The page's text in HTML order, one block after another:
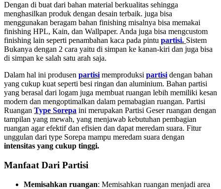
Dengan di buat dari bahan material berkualitas sehingga
menghasilkan produk dengan desain terbaik. juga bisa
menggunakan beragam bahan finishing misalnya bisa memakai
finishing HPL, Kain, dan Wallpaper. Anda juga bisa mengcustom
finishing lain seperti penambahan kaca pada pintu partisi. Sistem
Bukanya dengan 2 cara yaitu di simpan ke kanan-kiri dan juga bisa
di simpan ke salah satu arah saja.
Dalam hal ini produsen partisi memproduksi partisi dengan bahan
yang cukup kuat seperti besi ringan dan aluminium. Bahan partisi
yang berasal dari logam juga membuat ruangan lebih memiliki kesan
modern dan mengoptimalkan dalam pemabagian ruangan. Partisi
Ruangan Type Sorepa ini merupakan Partisi Geser ruangan dengan
tampilan yang mewah, yang menjawab kebutuhan pembagian
ruangan agar efektif dan efisien dan dapat meredam suara. Fitur
unggulan dari type Sorepa mampu meredam suara dengan
intensitas yang cukup tinggi.
Manfaat Dari Partisi
Memisahkan ruangan: Memisahkan ruangan menjadi area